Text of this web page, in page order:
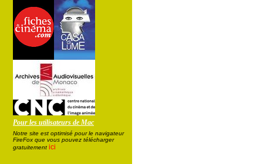
Pour les utilisateurs de Mac
Notre site est optimisé pour le navigateur
FireFox que vous pouvez télécharger
gratuitement ici